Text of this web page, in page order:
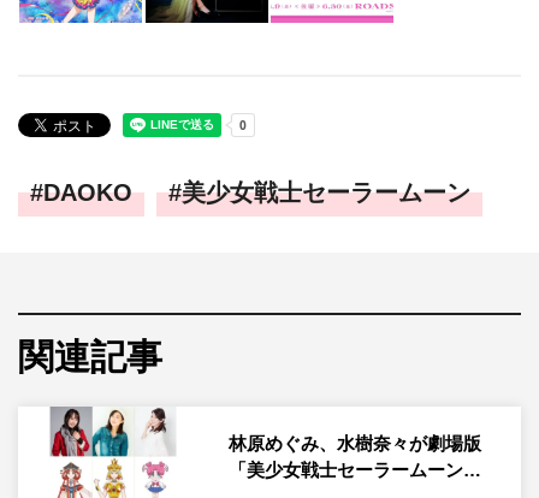
DAOKO 美少女戦士セーラームーン
関連記事
林原めぐみ、水樹奈々が劇場版
「美少女戦士セーラームーン…